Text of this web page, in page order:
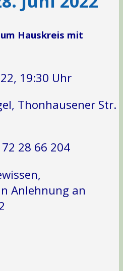
Hauskreis mit
19:30 Uhr
Thonhausener Str.
28 66 204
Anlehnung an